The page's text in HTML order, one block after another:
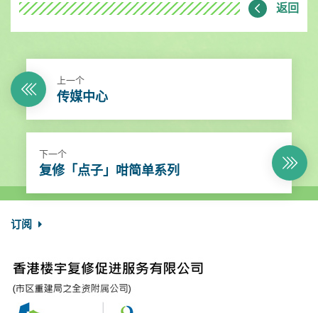
返回
上一个
传媒中心
下一个
复修「点子」咁简单系列
订阅